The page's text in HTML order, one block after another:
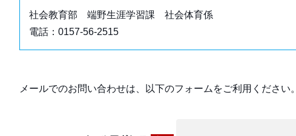
社会教育部 端野生涯学習課 社会体育係
電話：0157-56-2515
メールでのお問い合わせは、以下のフォームをご利用ください。